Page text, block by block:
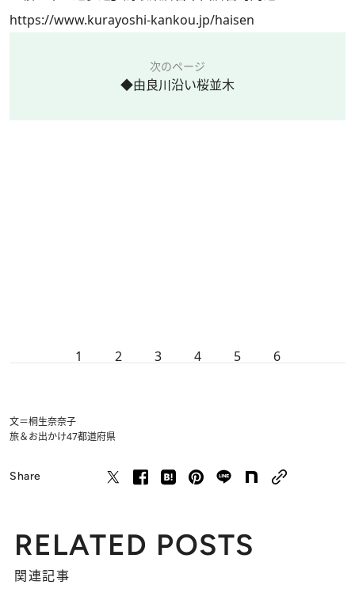
https://www.kurayoshi-kankou.jp/haisen
次のページ
◆由良川沿い桜並木
1 2 3 4 5 6
文＝桐生奈奈子
旅＆お出かけ47都道府県
Share
RELATED POSTS
関連記事